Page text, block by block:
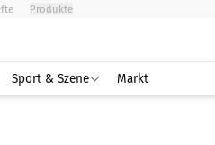
Produkte
Sport & Szene Markt